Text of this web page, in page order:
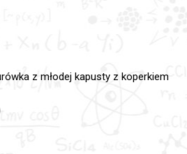
z młodej kapusty z koperkiem